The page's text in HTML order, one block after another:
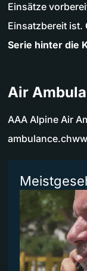
Einsätze
Einsatzbereit ist.
Serie hinter die
Air
AAA Alpine Air